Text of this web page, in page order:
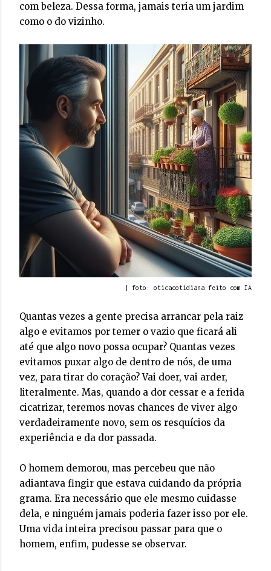
com beleza. Dessa forma, jamais teria um jardim
como o do vizinho.
| foto: oticacotidiana feito com IA
Quantas vezes a gente precisa arrancar pela raiz
algo e evitamos por temer o vazio que ficará ali
até que algo novo possa ocupar? Quantas vezes
evitamos puxar algo de dentro de nós, de uma
vez, para tirar do coração? Vai doer, vai arder,
literalmente. Mas, quando a dor cessar e a ferida
cicatrizar, teremos novas chances de viver algo
verdadeiramente novo, sem os resquícios da
experiência e da dor passada.
O homem demorou, mas percebeu que não
adiantava fingir que estava cuidando da própria
grama. Era necessário que ele mesmo cuidasse
dela, e ninguém jamais poderia fazer isso por ele.
Uma vida inteira precisou passar para que o
homem, enfim, pudesse se observar.